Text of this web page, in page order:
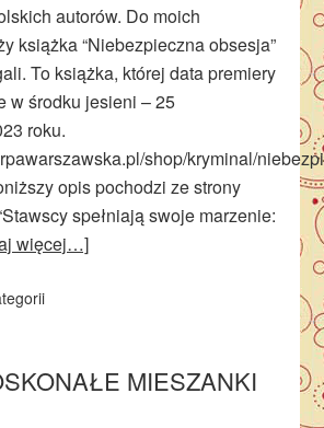
autorów. Do moich
książka “Niebezpieczna obsesja”
To książka, której data premiery
w środku jesieni – 25
roku.
shop/kryminal/
opis pochodzi ze strony
spełniają swoje marzenie:
więcej…]
MIESZANKI